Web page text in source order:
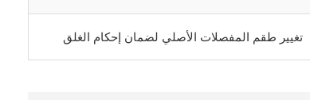
تغيير طقم المفصلات الأصلي لضمان إحكام الغلق